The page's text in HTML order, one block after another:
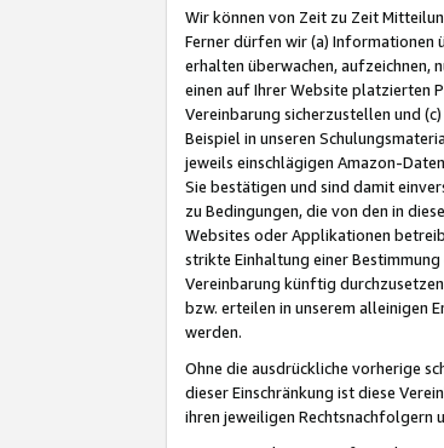
Wir können von Zeit zu Zeit
Ferner dürfen wir (a) Informationen
erhalten überwachen, aufzeichnen,
einen auf Ihrer Website platzierten
Vereinbarung sicherzustellen und
Beispiel in unseren
jeweils einschlägigen Amazon-
Sie bestätigen und sind damit
zu Bedingungen, die von den in
Websites oder Applikationen
strikte Einhaltung einer
Vereinbarung künftig
bzw. erteilen in unserem alleinigen
werden.
Ohne die ausdrückliche vorherige
dieser Einschränkung ist diese
ihren jeweiligen Rechtsnachfolgern